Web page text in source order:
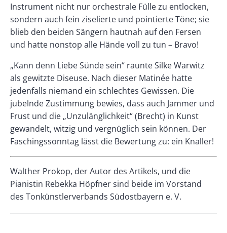
Instrument nicht nur orchestrale Fülle zu entlocken,
sondern auch fein ziselierte und pointierte Töne; sie
blieb den beiden Sängern hautnah auf den Fersen
und hatte nonstop alle Hände voll zu tun – Bravo!
„Kann denn Liebe Sünde sein“ raunte Silke Warwitz
als gewitzte Diseuse. Nach dieser Matinée hatte
jedenfalls niemand ein schlechtes Gewissen. Die
jubelnde Zustimmung bewies, dass auch Jammer und
Frust und die „Unzulänglichkeit“ (Brecht) in Kunst
gewandelt, witzig und vergnüglich sein können. Der
Faschingssonntag lässt die Bewertung zu: ein Knaller!
Walther Prokop, der Autor des Artikels, und die
Pianistin Rebekka Höpfner sind beide im Vorstand
des Tonkünstlerverbands Südostbayern e. V.